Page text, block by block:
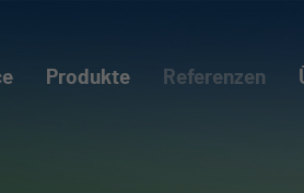
Produkte Referenzen